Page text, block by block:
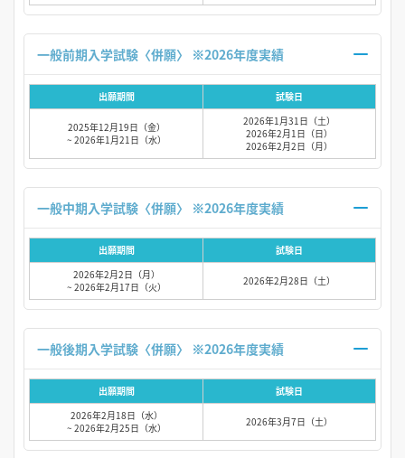
出願期間 試験日
2025年12月19日（金）
~ 2026年1月21日（水）
2026年1月31日（土）
2026年2月1日（日）
2026年2月2日（月）
出願期間
試験日
2026年2月2日（月）
~ 2026年2月17日（火）
2026年2月28日（土）
出願期間
試験日
2026年2月18日（水）
~ 2026年2月25日（水）
2026年3月7日（土）